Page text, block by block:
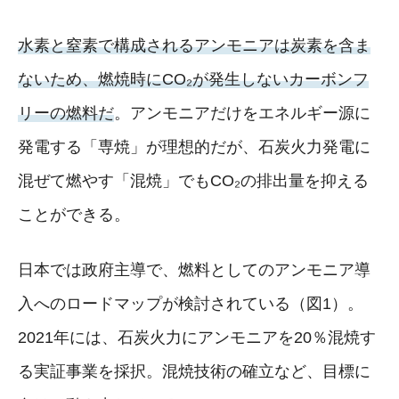
水素と窒素で構成されるアンモニアは炭素を含ま
ないため、燃焼時にCO₂が発生しないカーボンフ
リーの燃料だ。アンモニアだけをエネルギー源に
発電する「専焼」が理想的だが、石炭火力発電に
混ぜて燃やす「混焼」でもCO₂の排出量を抑える
ことができる。
日本では政府主導で、燃料としてのアンモニア導
入へのロードマップが検討されている（図1）。
2021年には、石炭火力にアンモニアを20％混焼す
る実証事業を採択。混焼技術の確立など、目標に